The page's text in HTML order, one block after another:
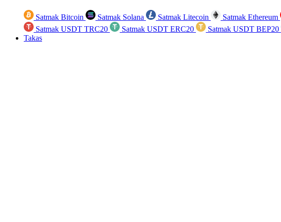
Satmak Bitcoin Satmak Solana Satmak Litecoin Satmak Ethereum
Satmak USDT TRC20
Satmak USDT ERC20 Satmak USDT BEP20
Takas